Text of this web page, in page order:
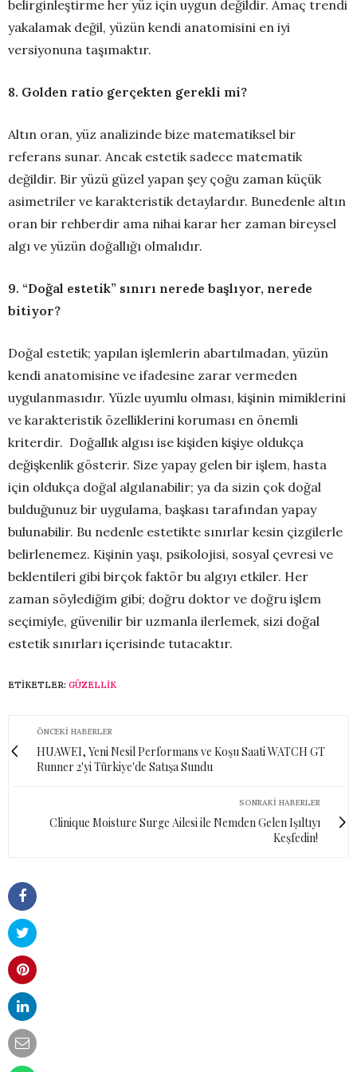
belirginleştirme her yüz için uygun değildir. Amaç trendi
yakalamak değil, yüzün kendi anatomisini en iyi
versiyonuna taşımaktır.
8. Golden ratio gerçekten gerekli mi?
Altın oran, yüz analizinde bize matematiksel bir
referans sunar. Ancak estetik sadece matematik
değildir. Bir yüzü güzel yapan şey çoğu zaman küçük
asimetriler ve karakteristik detaylardır. Bunedenle altın
oran bir rehberdir ama nihai karar her zaman bireysel
algı ve yüzün doğallığı olmalıdır.
9. “Doğal estetik” sınırı nerede başlıyor, nerede
bitiyor?
Doğal estetik; yapılan işlemlerin abartılmadan, yüzün
kendi anatomisine ve ifadesine zarar vermeden
uygulanmasıdır. Yüzle uyumlu olması, kişinin mimiklerini
ve karakteristik özelliklerini koruması en önemli
kriterdir. Doğallık algısı ise kişiden kişiye oldukça
değişkenlik gösterir. Size yapay gelen bir işlem, hasta
için oldukça doğal algılanabilir; ya da sizin çok doğal
bulduğunuz bir uygulama, başkası tarafından yapay
bulunabilir. Bu nedenle estetikte sınırlar kesin çizgilerle
belirlenemez. Kişinin yaşı, psikolojisi, sosyal çevresi ve
beklentileri gibi birçok faktör bu algıyı etkiler. Her
zaman söylediğim gibi; doğru doktor ve doğru işlem
seçimiyle, güvenilir bir uzmanla ilerlemek, sizi doğal
estetik sınırları içerisinde tutacaktır.
ETIKETLER: GÜZELLIK
ÖNCEKI HABERLER
HUAWEI, Yeni Nesil Performans ve Koşu Saati WATCH GT
Runner 2'yi Türkiye'de Satışa Sundu
SONRAKI HABERLER
Clinique Moisture Surge Ailesi ile Nemden Gelen Işıltıyı
Keşfedin!